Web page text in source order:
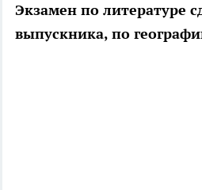
Экзамен по литературе
выпускника, по